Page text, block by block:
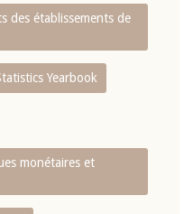
des établissements de
Yearbook
monétaires et